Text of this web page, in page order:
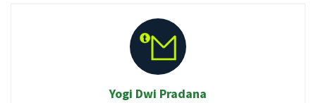
Yogi Dwi Pradana